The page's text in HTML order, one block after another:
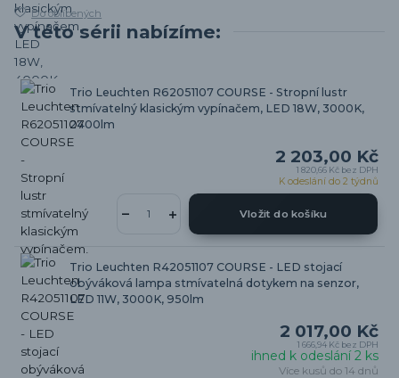
Do oblíbených
V této sérii nabízíme:
Trio Leuchten R62051107 COURSE - Stropní lustr
stmívatelný klasickým vypínačem, LED 18W, 3000K,
2400lm
2 203,00 Kč
1 820,66 Kč bez DPH
K odeslání do 2 týdnů
Vložit do košíku
Trio Leuchten R42051107 COURSE - LED stojací
obýváková lampa stmívatelná dotykem na senzor,
LED 11W, 3000K, 950lm
2 017,00 Kč
1 666,94 Kč bez DPH
ihned k odeslání 2 ks
Více kusů do 14 dnů